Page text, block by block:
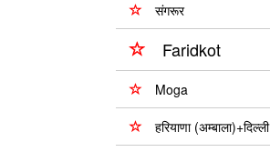
संगरूर
Faridkot
Moga
हरियाणा (अम्बाला)+दिल्ली